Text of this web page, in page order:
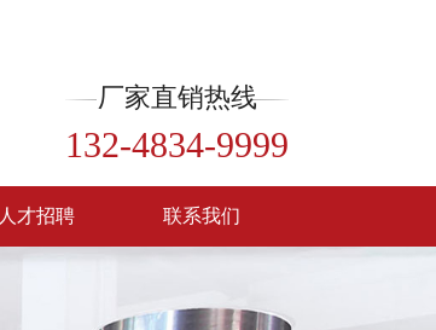
厂家直销热线
132-4834-9999
人才招聘 联系我们